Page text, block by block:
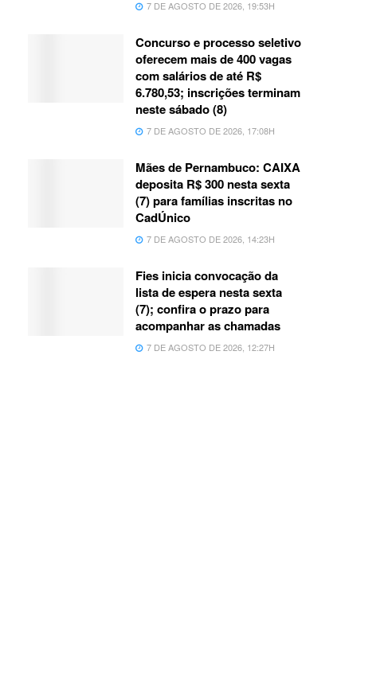
7 DE AGOSTO DE 2026, 19:53H
Concurso e processo seletivo
oferecem mais de 400 vagas
com salários de até R$
6.780,53; inscrições terminam
neste sábado (8)
7 DE AGOSTO DE 2026, 17:08H
Mães de Pernambuco: CAIXA
deposita R$ 300 nesta sexta
(7) para famílias inscritas no
CadÚnico
7 DE AGOSTO DE 2026, 14:23H
Fies inicia convocação da
lista de espera nesta sexta
(7); confira o prazo para
acompanhar as chamadas
7 DE AGOSTO DE 2026, 12:27H